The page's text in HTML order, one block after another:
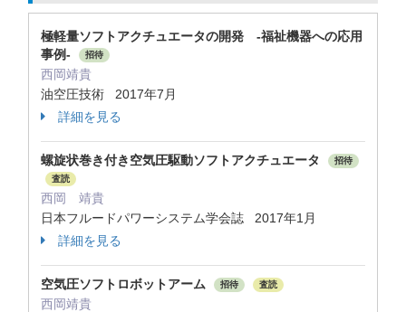
極軽量ソフトアクチュエータの開発 -福祉機器への応用
事例-
招待
西岡靖貴
油空圧技術 2017年7月
詳細を見る
螺旋状巻き付き空気圧駆動ソフトアクチュエータ
招待
査読
西岡 靖貴
日本フルードパワーシステム学会誌 2017年1月
詳細を見る
空気圧ソフトロボットアーム 招待 査読
西岡靖貴